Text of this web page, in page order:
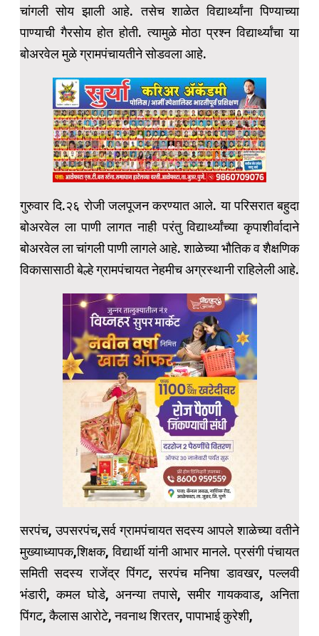
चांगली सोय झाली आहे. तसेच शाळेत विद्यार्थ्यांना पिण्याच्या
पाण्याची गैरसोय होत होती. त्यामुळे मोठा प्रश्न विद्यार्थ्यांचा या
बोअरवेल मुळे ग्रामपंचायतीने सोडवला आहे.
गुरुवार दि.२६ रोजी जलपूजन करण्यात आले. या परिसरात बहुदा
बोअरवेल ला पाणी लागत नाही परंतु विद्यार्थ्यांच्या कृपाशीर्वादाने
बोअरवेल ला चांगली पाणी लागले आहे. शाळेच्या भौतिक व शैक्षणिक
विकासासाठी बेल्हे ग्रामपंचायत नेहमीच अग्रस्थानी राहिलेली आहे.
सरपंच, उपसरपंच,सर्व ग्रामपंचायत सदस्य आपले शाळेच्या वतीने
मुख्याध्यापक,शिक्षक, विद्यार्थी यांनी आभार मानले. प्रसंगी पंचायत
समिती सदस्य राजेंद्र पिंगट, सरपंच मनिषा डावखर, पल्लवी
भंडारी, कमल घोडे, अनन्या तपासे, समीर गायकवाड, अनिता
पिंगट, कैलास आरोटे, नवनाथ शिरतर, पापाभाई कुरेशी,